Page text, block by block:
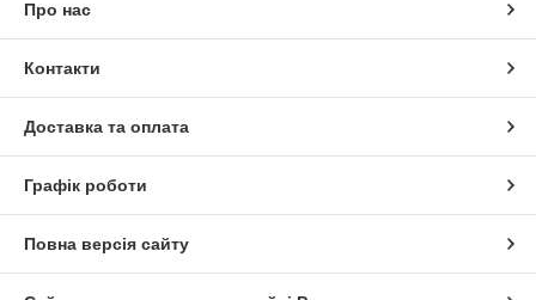
Про нас
Контакти
Доставка та оплата
Графік роботи
Повна версія сайту